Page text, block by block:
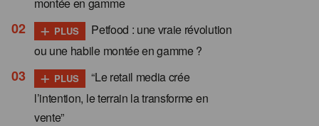
montée en gamme
+ PLUS
Petfood : une vraie révolution
ou une habile montée en gamme ?
+ PLUS
“Le retail media crée
l’intention, le terrain la transforme en
vente”